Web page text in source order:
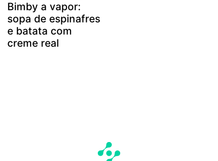
Bimby a vapor:
sopa de espinafres
e batata com
creme real